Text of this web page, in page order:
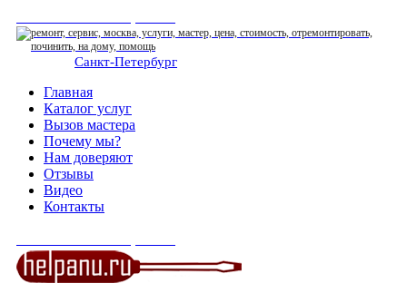
Санкт-Петербург
Главная
Каталог услуг
Вызов мастера
Почему мы?
Нам доверяют
Отзывы
Видео
Контакты